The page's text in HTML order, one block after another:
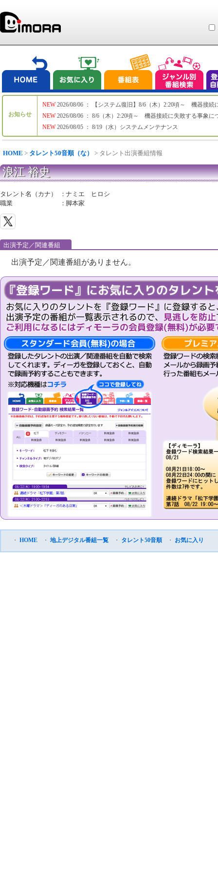
お知らせ
NEW
NEW
NEW
2026/08/06 ： 【システム復旧】8/6（木）2:20頃～ 機器接続
2026/08/06 ： 8/6（木）2:20頃～ 機器接続に失敗する事象に
2026/08/05 ： 8/19（水）システムメンテナンス
HOME > タレント50音順（な） > タレント出演番組情報
浪江 裕史
タレント名（カナ） ：ナミエ ヒロシ
職業
： 脚本家
出演予定／関連番組
出演予定／関連番組がありません。
・ HOME ・ 地上デジタル番組一覧 ・ タレント50音順 ・ お気に入り